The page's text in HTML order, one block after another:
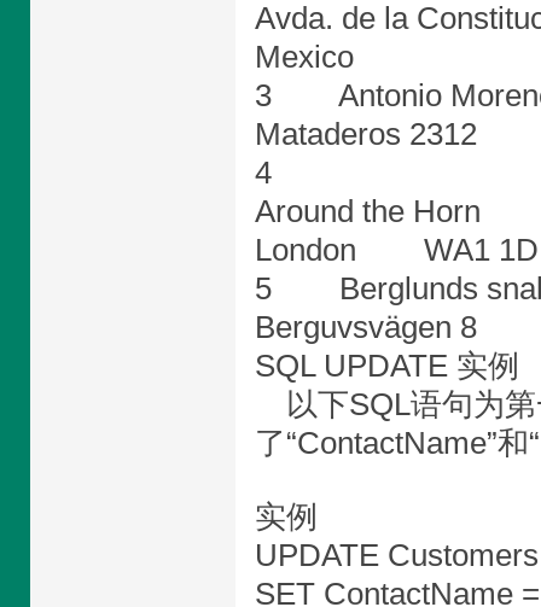
Avda. de la
Mexico
3 Antonio
Mataderos
4
Around the
London WA1
5 Berglunds
Berguvsvägen
SQL UPDATE 实例
以下SQL语句为第
了“ContactName”和
实例
UPDATE Customers
SET ContactName